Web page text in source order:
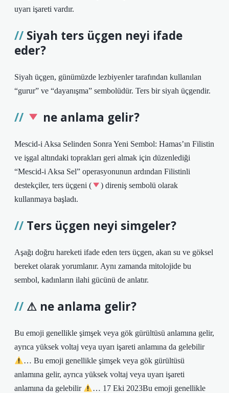
uyarı işareti vardır.
Siyah ters üçgen neyi ifade
eder?
Siyah üçgen, günümüzde lezbiyenler tarafından kullanılan
“gurur” ve “dayanışma” sembolüdür. Ters bir siyah üçgendir.
ne anlama gelir?
Mescid-i Aksa Selinden Sonra Yeni Sembol: Hamas’ın Filistin
ve işgal altındaki toprakları geri almak için düzenlediği
“Mescid-i Aksa Sel” operasyonunun ardından Filistinli
destekçiler, ters üçgeni (
) direniş sembolü olarak
kullanmaya başladı.
Ters üçgen neyi simgeler?
Aşağı doğru hareketi ifade eden ters üçgen, akan su ve göksel
bereket olarak yorumlanır. Aynı zamanda mitolojide bu
sembol, kadınların ilahi gücünü de anlatır.
⚠ ne anlama gelir?
Bu emoji genellikle şimşek veya gök gürültüsü anlamına gelir,
ayrıca yüksek voltaj veya uyarı işareti anlamına da gelebilir
… Bu emoji genellikle şimşek veya gök gürültüsü
anlamına gelir, ayrıca yüksek voltaj veya uyarı işareti
anlamına da gelebilir
… 17 Eki 2023Bu emoji genellikle